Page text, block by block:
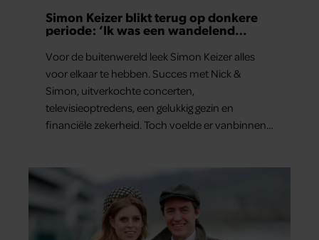
Simon Keizer blikt terug op donkere
periode: ‘Ik was een wandelend
Voor de buitenwereld leek Simon Keizer alles
voor elkaar te hebben. Succes met Nick &
Simon, uitverkochte concerten,
televisieoptredens, een gelukkig gezin en
financiële zekerheid. Toch voelde er vanbinnen
verder van zijn gevoel verwijderd raakte.